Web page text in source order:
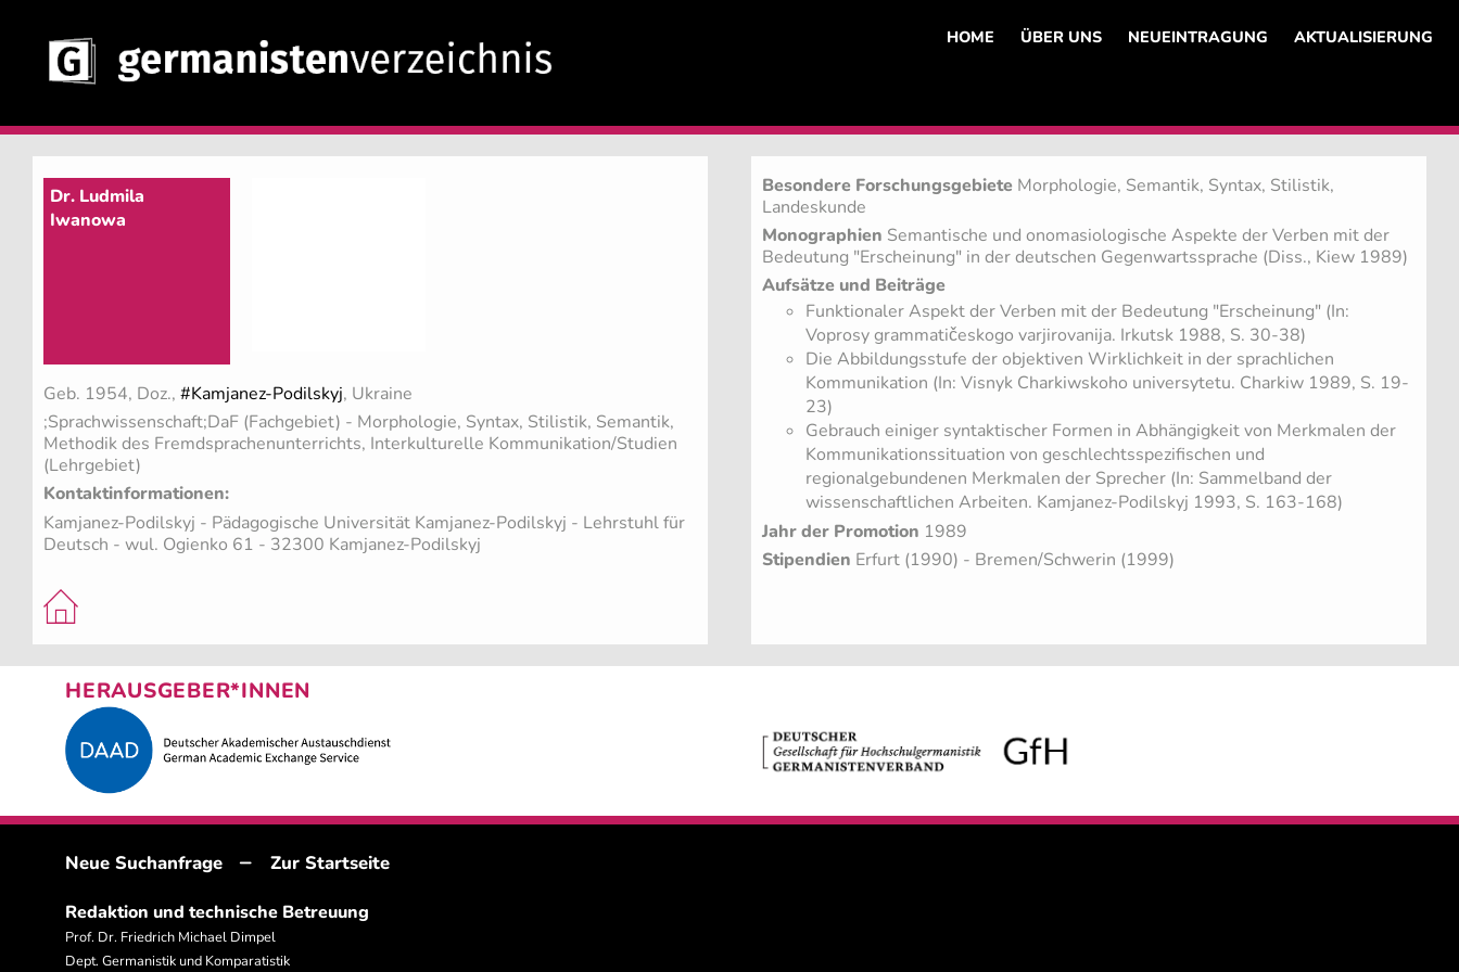
HOME ÜBER UNS NEUEINTRAGUNG AKTUALISIERUNG
Dr. Ludmila
Iwanowa
Geb. 1954, Doz., #Kamjanez-Podilskyj, Ukraine
;Sprachwissenschaft;DaF (Fachgebiet) - Morphologie, Syntax, Stilistik, Semantik,
Methodik des Fremdsprachenunterrichts, Interkulturelle Kommunikation/Studien
(Lehrgebiet)
Kontaktinformationen:
Kamjanez-Podilskyj - Pädagogische Universität Kamjanez-Podilskyj - Lehrstuhl für
Deutsch - wul. Ogienko 61 - 32300 Kamjanez-Podilskyj
Besondere Forschungsgebiete Morphologie, Semantik, Syntax, Stilistik,
Landeskunde
Monographien Semantische und onomasiologische Aspekte der Verben mit der
Bedeutung "Erscheinung" in der deutschen Gegenwartssprache (Diss., Kiew 1989)
Aufsätze und Beiträge
Funktionaler Aspekt der Verben mit der Bedeutung "Erscheinung" (In:
Voprosy grammatičeskogo varjirovanija. Irkutsk 1988, S. 30-38)
Die Abbildungsstufe der objektiven Wirklichkeit in der sprachlichen
Kommunikation (In: Visnyk Charkiwskoho universytetu. Charkiw 1989, S. 19-
23)
Gebrauch einiger syntaktischer Formen in Abhängigkeit von Merkmalen der
Kommunikationssituation von geschlechtsspezifischen und
regionalgebundenen Merkmalen der Sprecher (In: Sammelband der
wissenschaftlichen Arbeiten. Kamjanez-Podilskyj 1993, S. 163-168)
Jahr der Promotion 1989
Stipendien Erfurt (1990) - Bremen/Schwerin (1999)
HERAUSGEBER*INNEN
Neue Suchanfrage – Zur Startseite
Redaktion und technische Betreuung
Prof. Dr. Friedrich Michael Dimpel
Dept. Germanistik und Komparatistik